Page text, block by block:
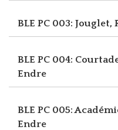
BLE PC 003: Jouglet,
BLE PC 004:
Endre
BLE PC 005:
Endre